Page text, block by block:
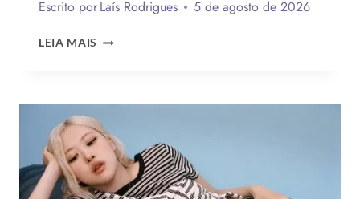
Escrito porLaís Rodrigues 5 de agosto de 2026
LEIA MAIS
DO
VERÃO
EUROPEU
2026
QUE
DEVEM